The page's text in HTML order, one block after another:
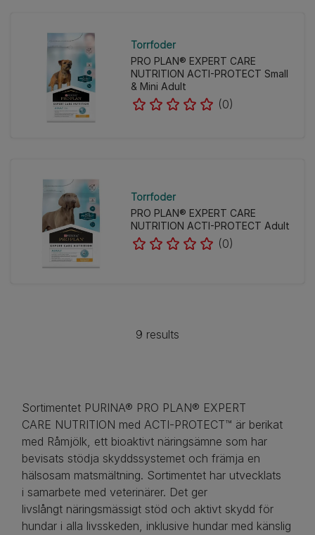
Torrfoder
PRO PLAN® EXPERT CARE
NUTRITION ACTI-PROTECT Small
& Mini Adult
(0)
Torrfoder
PRO PLAN® EXPERT CARE
NUTRITION ACTI-PROTECT Adult
(0)
9 results
Sortimentet PURINA® PRO PLAN® EXPERT
CARE NUTRITION med ACTI-PROTECT™ är berikat
med Råmjölk, ett bioaktivt näringsämne som har
bevisats stödja skyddssystemet och främja en
hälsosam matsmältning. Sortimentet har utvecklats
i samarbete med veterinärer. Det ger
livslångt näringsmässigt stöd och aktivt skydd för
hundar i alla livsskeden, inklusive hundar med känslig